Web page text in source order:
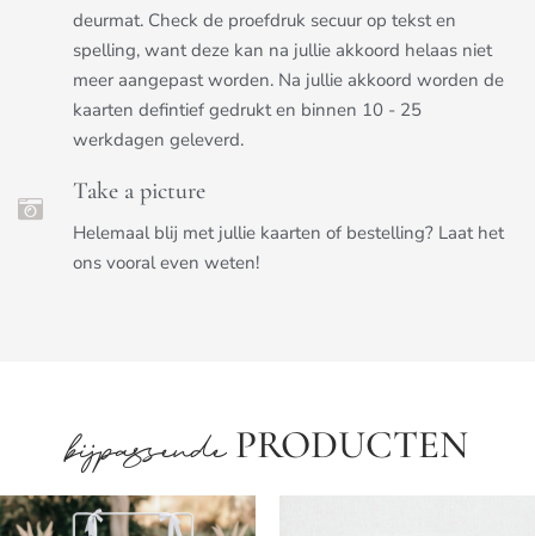
deurmat. Check de proefdruk secuur op tekst en
spelling, want deze kan na jullie akkoord helaas niet
meer aangepast worden. Na jullie akkoord worden de
kaarten defintief gedrukt en binnen 10 - 25
werkdagen geleverd.
Take a picture
Helemaal blij met jullie kaarten of bestelling? Laat het
ons vooral even weten!
bijpassendePRODUCTEN